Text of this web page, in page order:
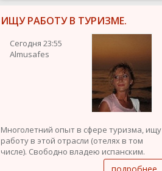
ИЩУ РАБОТУ В ТУРИЗМЕ.
Сегодня23:55
Almusafes
Многолетний опыт в сфере туризма, ищу
работу в этой отрасли (отелях в том
числе). Свободно владею испанским.
подробнее